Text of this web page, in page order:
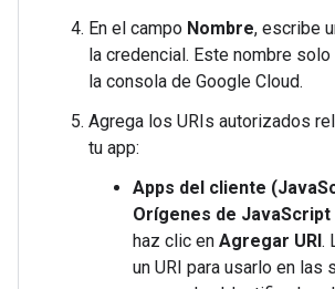
En el campo Nombre, escribe
la credencial. Este nombre
la consola de Google Cloud.
Agrega los URIs autorizados
tu app:
Apps del cliente
Orígenes de
haz clic en Agregar URI.
un URI para usarlo en las